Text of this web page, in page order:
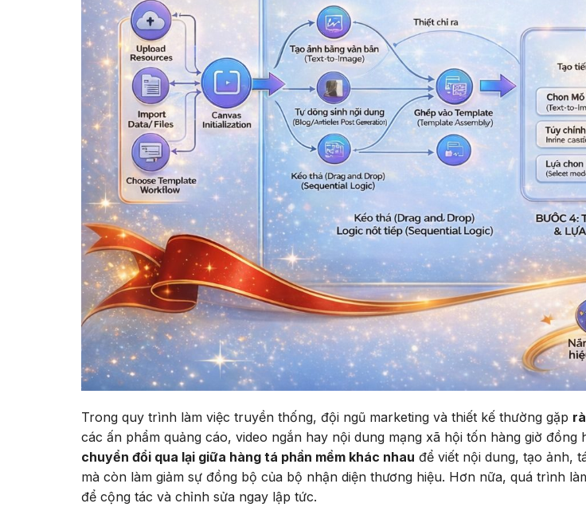
Trong quy trình làm việc truyền thống, đội ngũ marketing và thiết kế thường gặp
các ấn phẩm quảng cáo, video ngắn hay nội dung mạng xã hội tốn hàng giờ
chuyển đổi qua lại giữa hàng tá phần mềm khác nhau để viết nội dung, tạo ảnh,
mà còn làm giảm sự đồng bộ của bộ nhận diện thương hiệu. Hơn nữa, quá trình
để cộng tác và chỉnh sửa ngay lập tức.